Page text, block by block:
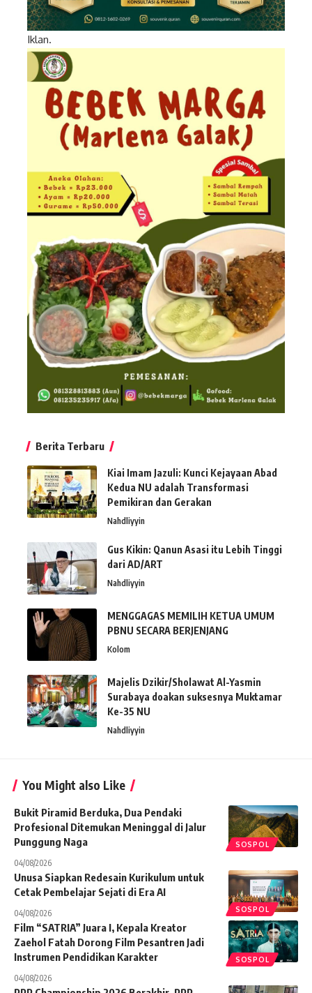
Iklan.
Berita Terbaru
Kiai Imam Jazuli: Kunci Kejayaan Abad
Kedua NU adalah Transformasi
Pemikiran dan Gerakan
Nahdliyyin
Gus Kikin: Qanun Asasi itu Lebih Tinggi
dari AD/ART
Nahdliyyin
MENGGAGAS MEMILIH KETUA UMUM
PBNU SECARA BERJENJANG
Kolom
Majelis Dzikir/Sholawat Al-Yasmin
Surabaya doakan suksesnya Muktamar
Ke-35 NU
Nahdliyyin
You Might also Like
SOSPOL
Bukit Piramid Berduka, Dua Pendaki
Profesional Ditemukan Meninggal di Jalur
Punggung Naga
04/08/2026
SOSPOL
Unusa Siapkan Redesain Kurikulum untuk
Cetak Pembelajar Sejati di Era AI
04/08/2026
SOSPOL
Film “SATRIA” Juara I, Kepala Kreator
Zaehol Fatah Dorong Film Pesantren Jadi
Instrumen Pendidikan Karakter
04/08/2026